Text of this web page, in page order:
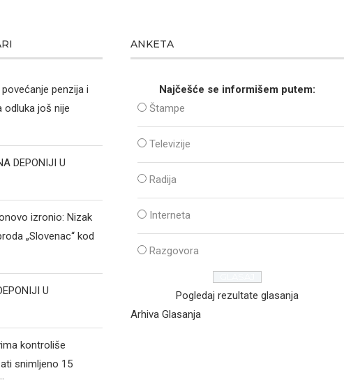
penzija i
odluka još nije
DEPONIJI U
izronio: Nizak
„Slovenac“ kod
U
kontroliše
snimljeno 15
ANKETA
Najčešće se informišem putem:
Štampe
Televizije
Radija
Interneta
Razgovora
Pogledaj rezultate glasanja
Arhiva Glasanja